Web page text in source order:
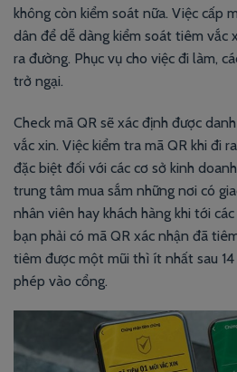
không còn kiểm soát nữa. Việc cấp
dân để dễ dàng kiểm soát tiêm vắc
ra đường. Phục vụ cho việc đi làm,
trở ngại.
Check mã QR sẽ xác định được
vắc xin. Việc kiểm tra mã QR khi đi
đặc biệt đối với các cơ sở kinh
trung tâm mua sắm những nơi có
nhân viên hay khách hàng khi tới
bạn phải có mã QR xác nhận đã
tiêm được một mũi thì ít nhất sau
phép vào cổng.